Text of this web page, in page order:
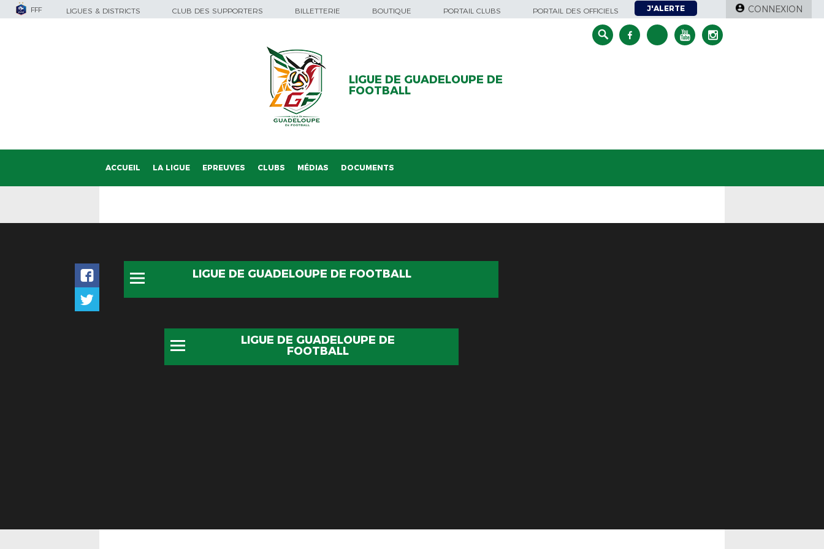
FFF LIGUES & DISTRICTS CLUB DES SUPPORTERS BILLETTERIE BOUTIQUE PORTAIL CLUBS PORTAIL DES OFFICIELS J'ALERTE CONNEXION
LIGUE DE GUADELOUPE DE
FOOTBALL
ACCUEIL LA LIGUE EPREUVES CLUBS MÉDIAS DOCUMENTS